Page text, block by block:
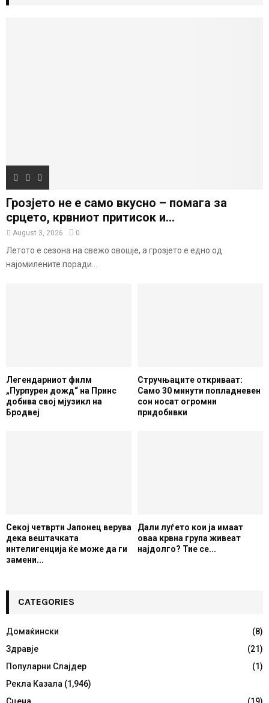
Грозјето не е само вкусно – помага за
срцето, крвниот притисок и...
August 3, 2026 0
Летото е сезона на свежо овошје, а грозјето е едно од
најомилените поради...
Легендарниот филм
„Пурпурен дожд“ на Принс
добива свој мјузикл на
Бродвеј
Стручњаците откриваат:
Само 30 минути попладневен
сон носат огромни
придобивки
Секој четврти Јапонец верува
дека вештачката
интелигенција ќе може да ги
замени...
Дали луѓето кои ја имаат
оваа крвна група живеат
најдолго? Тие се...
CATEGORIES
Домаќински
(8)
Здравје
(21)
Популарни Слајдер
(1)
Рекла Казала (1,946)